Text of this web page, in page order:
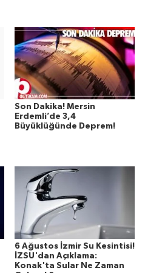
Son Dakika! Mersin
Erdemli’de 3,4
Büyüklüğünde Deprem!
6 Ağustos İzmir Su Kesintisi!
İZSU'dan Açıklama:
Konak'ta Sular Ne Zaman